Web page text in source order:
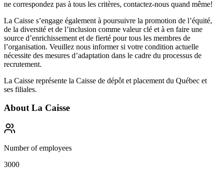
ne correspondez pas à tous les critères, contactez-nous quand même!
La Caisse s’engage également à poursuivre la promotion de l’équité,
de la diversité et de l’inclusion comme valeur clé et à en faire une
source d’enrichissement et de fierté pour tous les membres de
l’organisation. Veuillez nous informer si votre condition actuelle
nécessite des mesures d’adaptation dans le cadre du processus de
recrutement.
La Caisse représente la Caisse de dépôt et placement du Québec et
ses filiales.
About La Caisse
Number of employees
3000